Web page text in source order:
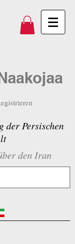
der Persischen
den Iran